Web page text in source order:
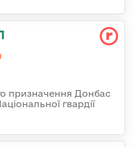
призначення Донбас
гвардії